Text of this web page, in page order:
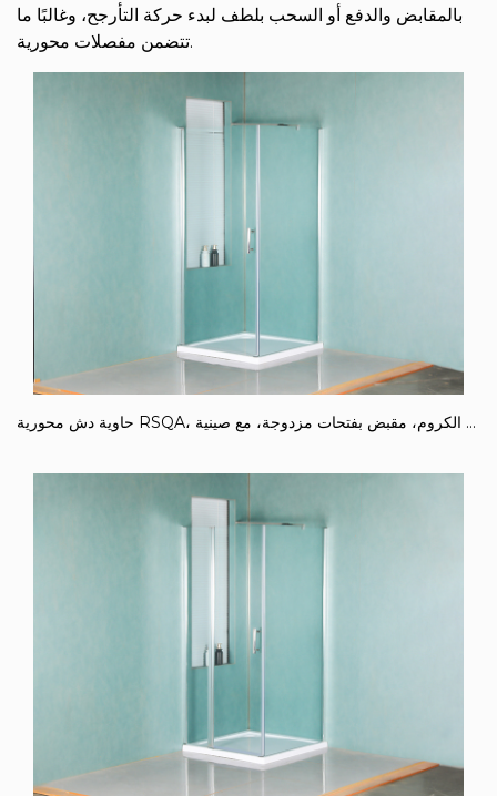
بالمقابض والدفع أو السحب بلطف لبدء حركة التأرجح، وغالبًا ما
تتضمن مفصلات محورية.
حاوية دش محورية RSQA، زجاج مقسى شفاف، هيكل من الألومنيوم الكروم، مقبض بفتحات مزدوجة، مع صينية